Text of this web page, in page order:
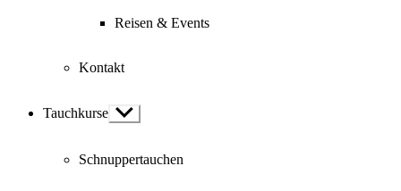
Reisen & Events
Kontakt
Tauchkurse Show
sub
Schnuppertauchen